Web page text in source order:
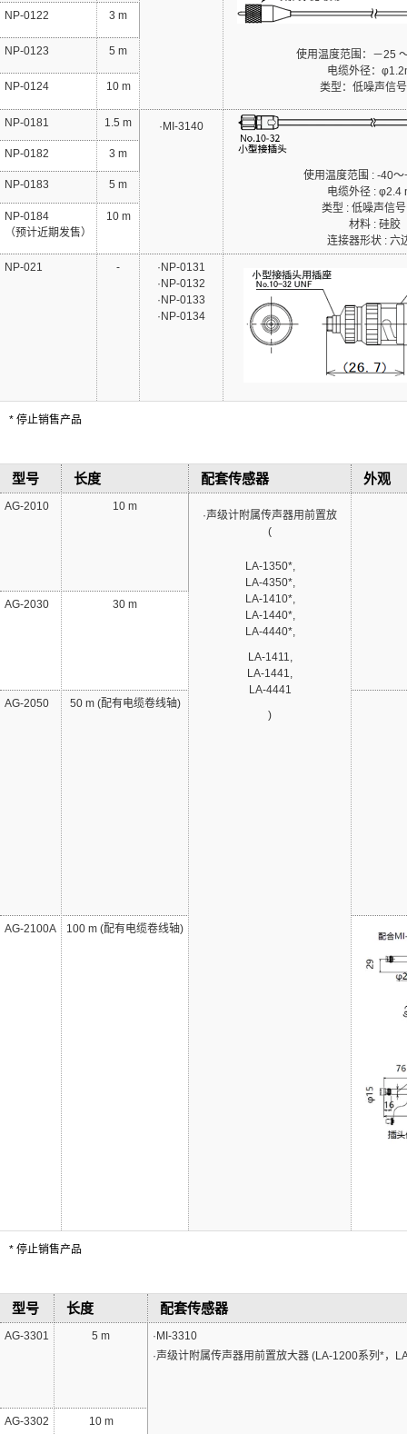
使用温度范围：－25
电缆外径：
类型：低噪声信
NP-0122 3 m
NP-0123 5 m
NP-0124 10 m
NP-0181 1.5 m ·MI-3140
使用温度范围 : -40～
电缆外径 : φ2.4
类型 : 低噪声信
材料 : 硅胶
连接器形状 : 六
NP-0182 3 m
NP-0183 5 m
NP-0184
（预计近期发售）
10 m
NP-021 -
·NP-0131
·NP-0132
·NP-0133
·NP-0134
* 停止销售产品
型号 长度 配套传感器 外观
AG-2010 10 m
·声级计附属传声器用前置放
(
LA-1350*,
LA-4350*,
LA-1410*,
LA-1440*,
LA-4440*,
LA-1411,
LA-1441,
LA-4441
)
AG-2030 30 m
AG-2050 50 m (配有电缆卷线轴)
AG-2100A 100 m (配有电缆卷线轴)
* 停止销售产品
型号 长度 配套传感器
AG-3301 5 m
·MI-3310
·声级计附属传声器用前置放大器 (LA-1200系列*，
AG-3302 10 m